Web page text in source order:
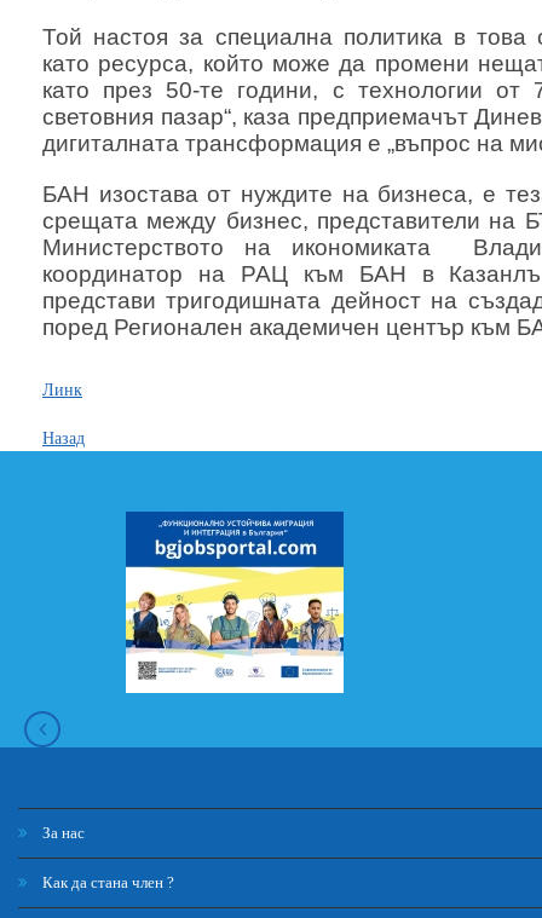
Той настоя за специална политика в
като ресурса, който може да промени
като през 50-те години, с технологии
световния пазар“, каза предприемачът
дигиталната трансформация е „въпрос на
БАН изостава от нуждите на бизнеса, е
срещата между бизнес, представители на
Министерството на икономиката
координатор на РАЦ към БАН в
представи тригодишната дейност на
поред Регионален академичен център към
Линк
Назад
За нас
Как да стана член ?